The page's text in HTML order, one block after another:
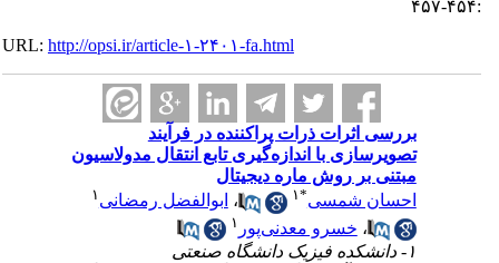
URL:http://opsi.ir/article-۱-۲۴۰۱-fa.html
بررسی اثرات ذرات پراکننده در فرآیند
تصویرسازی با اندازه‌گیری تابع انتقال مدولاسیون
مبتنی بر روش ماره دیجیتال
احسان شمسی
۱ ،ابوالفضل رمضانی
،خسرو معدنی‌پور
۱- دانشکده فیزیک دانشگاه صنعتی